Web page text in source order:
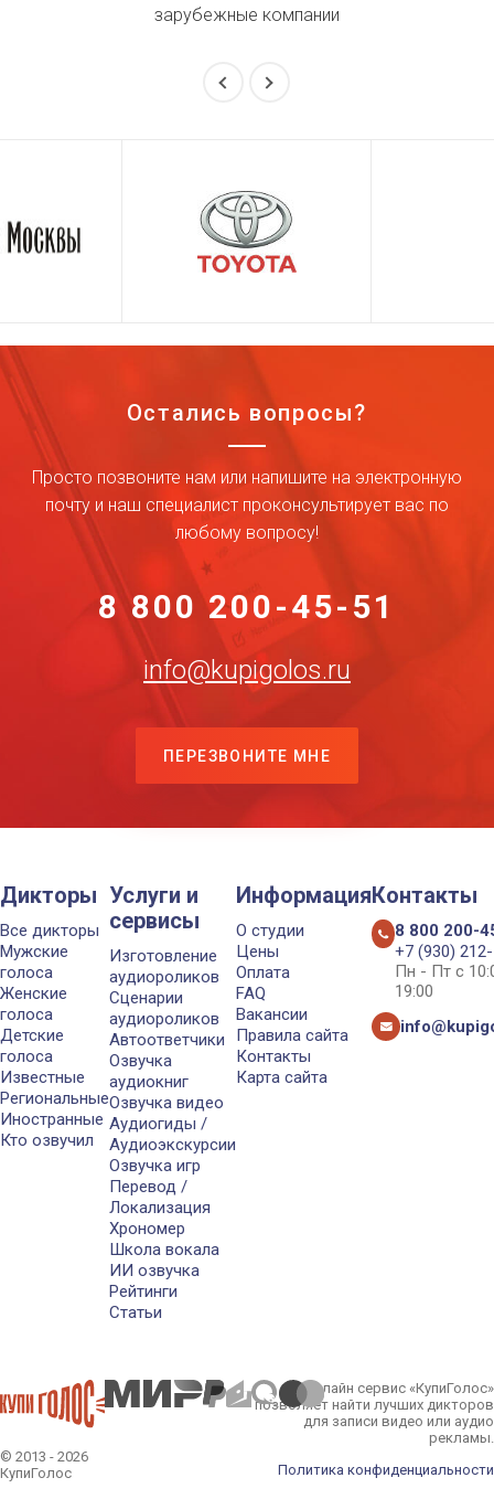
зарубежные компании
Остались вопросы?
Просто позвоните нам или напишите на электронную
почту и наш специалист проконсультирует вас по
любому вопросу!
8 800 200-45-51
info@kupigolos.ru
ПЕРЕЗВОНИТЕ МНЕ
Дикторы
Все дикторы
Мужские
голоса
Женские
голоса
Детские
голоса
Известные
Региональные
Иностранные
Кто озвучил
Услуги и
сервисы
Изготовление
аудиороликов
Сценарии
аудиороликов
Автоответчики
Озвучка
аудиокниг
Озвучка видео
Аудиогиды /
Аудиоэкскурсии
Озвучка игр
Перевод /
Локализация
Хрономер
Школа вокала
ИИ озвучка
Рейтинги
Статьи
Информация
О студии
Цены
Оплата
FAQ
Вакансии
Правила сайта
Контакты
Карта сайта
Контакты
8 800 200-
+7 (930)
Пн - Пт с
19:00
© 2013 - 2026
КупиГолос
Онлайн сервис «КупиГолос»
позволяет найти лучших дикторов
для записи видео или аудио
рекламы.
Политика конфиденциальности